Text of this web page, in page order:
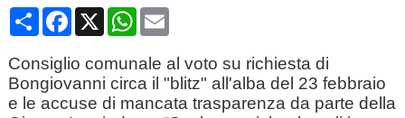
CondividiFacebook
X WhatsApp
Email
Consiglio comunale al voto su richiesta di
Bongiovanni circa il "blitz" all'alba del 23 febbraio
e le accuse di mancata trasparenza da parte della